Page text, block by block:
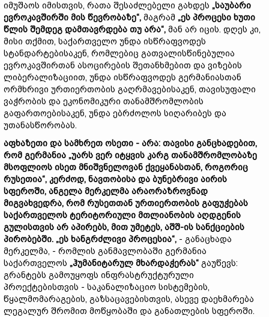
იმუშაოს იმისთვის, რათა შესაძლებელი გახდეს „საუბარი
ევროკავშირში მის წევრობაზე“, მაგრამ „ეს პროცესი ხუთი
წლის შემდეგ დამთავრდება თუ არა“, მან არ იცის. დღეს კი,
მისი თქმით, საქართველო უნდა ისწრაფვოდეს
სტანდარტებისაკენ, რომლებიც გათვალისწინებულია
ევროკავშირთან ასოცირების შეთანხმებით და ვიზების
ლიბერალიზაციით, უნდა ისწრაფვოდეს გერმანიასთან
ორმხრივი ურთიერთობის გაღრმავებისაკენ, თავისუფალი
ვაჭრობის და ეკონომიკური თანამშრომლობის
გაფართოებისაკენ, უნდა ებრძოლოს სიღარიბეს და
უთანასწორობას.
აფხაზეთი და სამხრეთ ოსეთი - არა: თავისი განცხადებით,
რომ გერმანია „უარს ვერ იტყვის კარგ თანამშრომლობაზე
მსოფლიოს ისეთ მნიშვნელოვან ქვეყანასთან, როგორიც
რუსეთია“, კერძოდ, ნავთობისა და ბუნებრივი აირის
სფეროში, ანგელა მერკელმა არაორაზროვნად
მიგვახვედრა, რომ რუსეთთან ურთიერთობის გაფუჭებას
საქართველოს ტერიტორიული მთლიანობის აღდგენის
გულისთვის არ აპირებს, მით უმეტეს, აშშ-ის სანქციების
პირობებში. „ეს ხანგრძლივი პროცესია“, - განაცხადა
მერკელმა, - რომლის განმავლობაში გერმანია
საქართველოს „ჰუმანიტარულ მხარდაჭერას“ გაუწევს:
გრანტებს გამოუყოფს ინფრასტრუქტურული
პროექტებისთვის - საკანალიზაციო სისტემების,
წყალმომარაგების, გაზსაცავებისთვის, ასევე დაეხმარება
ლეგალურ შრომით მოწყობაში და განათლების სფეროში.